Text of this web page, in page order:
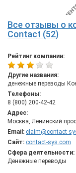
Все отзывы о
Contact (52)
Рейтинг компании:
Другие названия:
денежные переводы
Телефоны:
8 (800) 200-42-42
Адрес:
Москва, Ленинский
Email: claim@contact-
Сайт: contact-sys.com
Сфера деятельности:
Денежные переводы